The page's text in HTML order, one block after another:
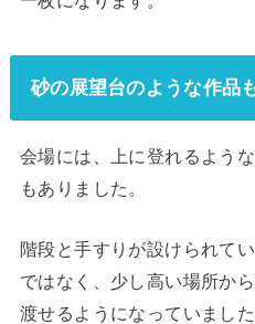
砂の展望台のような作品
会場には、上に登れるよう
もありました。
階段と手すりが設けられて
ではなく、少し高い場所か
渡せるようになっていまし